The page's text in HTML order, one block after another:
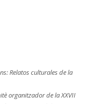
Relatos culturales de la
organitzador de laXXVII